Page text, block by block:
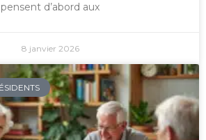
pensent d’abord aux
8 janvier 2026